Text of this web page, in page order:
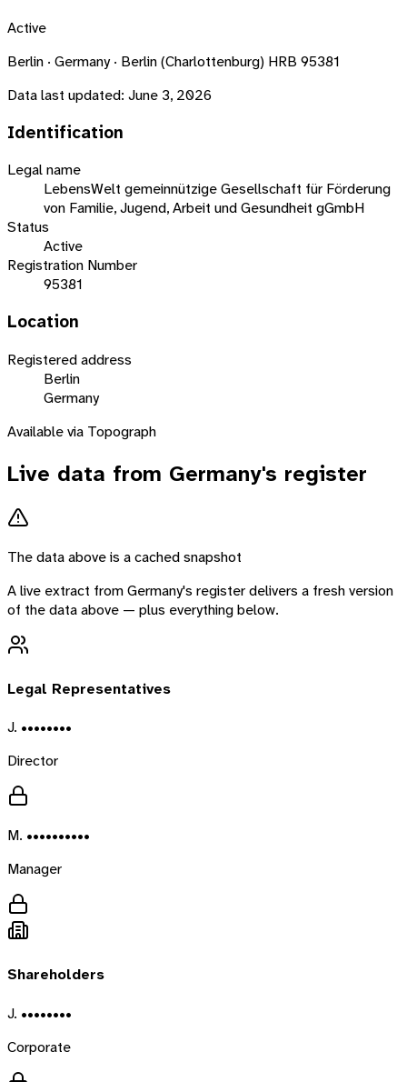
Active
Berlin · Germany · Berlin (Charlottenburg) HRB 95381
Data last updated: June 3, 2026
Identification
Legal name
LebensWelt gemeinnützige Gesellschaft für Förderung
von Familie, Jugend, Arbeit und Gesundheit gGmbH
Status
Active
Registration Number
95381
Location
Registered address
Berlin
Germany
Available via Topograph
Live data from Germany's register
The data above is a cached snapshot
A live extract fromGermany's register delivers a fresh version
of the data above — plus everything below.
Legal Representatives
J. ••••••••
Director
M. ••••••••••
Manager
Shareholders
J. ••••••••
Corporate